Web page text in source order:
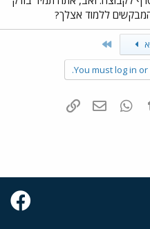
ללמוד אצלך?
You must log in
Tumblr
WhatsAppדואר אלקטרוני